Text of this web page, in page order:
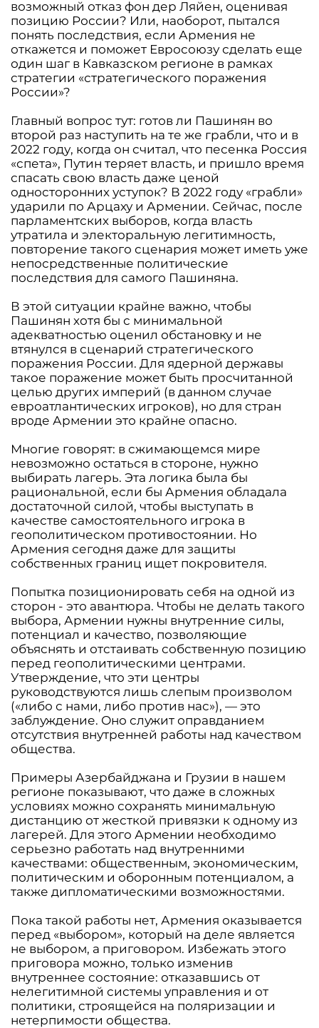
возможный отказ фон дер Ляйен, оценивая
позицию России? Или, наоборот, пытался
понять последствия, если Армения не
откажется и поможет Евросоюзу сделать еще
один шаг в Кавказском регионе в рамках
стратегии «стратегического поражения
России»?
Главный вопрос тут: готов ли Пашинян во
второй раз наступить на те же грабли, что и в
2022 году, когда он считал, что песенка Россия
«спета», Путин теряет власть, и пришло время
спасать свою власть даже ценой
односторонних уступок? В 2022 году «грабли»
ударили по Арцаху и Армении. Сейчас, после
парламентских выборов, когда власть
утратила и электоральную легитимность,
повторение такого сценария может иметь уже
непосредственные политические
последствия для самого Пашиняна.
В этой ситуации крайне важно, чтобы
Пашинян хотя бы с минимальной
адекватностью оценил обстановку и не
втянулся в сценарий стратегического
поражения России. Для ядерной державы
такое поражение может быть просчитанной
целью других империй (в данном случае
евроатлантических игроков), но для стран
вроде Армении это крайне опасно.
Многие говорят: в сжимающемся мире
невозможно остаться в стороне, нужно
выбирать лагерь. Эта логика была бы
рациональной, если бы Армения обладала
достаточной силой, чтобы выступать в
качестве самостоятельного игрока в
геополитическом противостоянии. Но
Армения сегодня даже для защиты
собственных границ ищет покровителя.
Попытка позиционировать себя на одной из
сторон - это авантюра. Чтобы не делать такого
выбора, Армении нужны внутренние силы,
потенциал и качество, позволяющие
объяснять и отстаивать собственную позицию
перед геополитическими центрами.
Утверждение, что эти центры
руководствуются лишь слепым произволом
(«либо с нами, либо против нас»), — это
заблуждение. Оно служит оправданием
отсутствия внутренней работы над качеством
общества.
Примеры Азербайджана и Грузии в нашем
регионе показывают, что даже в сложных
условиях можно сохранять минимальную
дистанцию от жесткой привязки к одному из
лагерей. Для этого Армении необходимо
серьезно работать над внутренними
качествами: общественным, экономическим,
политическим и оборонным потенциалом, а
также дипломатическими возможностями.
Пока такой работы нет, Армения оказывается
перед «выбором», который на деле является
не выбором, а приговором. Избежать этого
приговора можно, только изменив
внутреннее состояние: отказавшись от
нелегитимной системы управления и от
политики, строящейся на поляризации и
нетерпимости общества.